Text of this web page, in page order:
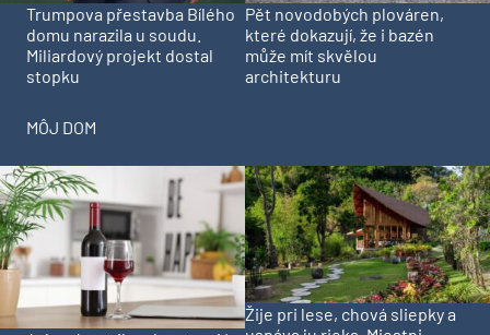
Trumpova přestavba Bílého
domu narazila u soudu.
Miliardový projekt dostal
stopku
Pět novodobých plováren,
které dokazují, že i bazén
může mít skvělou
architekturu
MÔJ DOM
Žije pri lese, chová sliepky a